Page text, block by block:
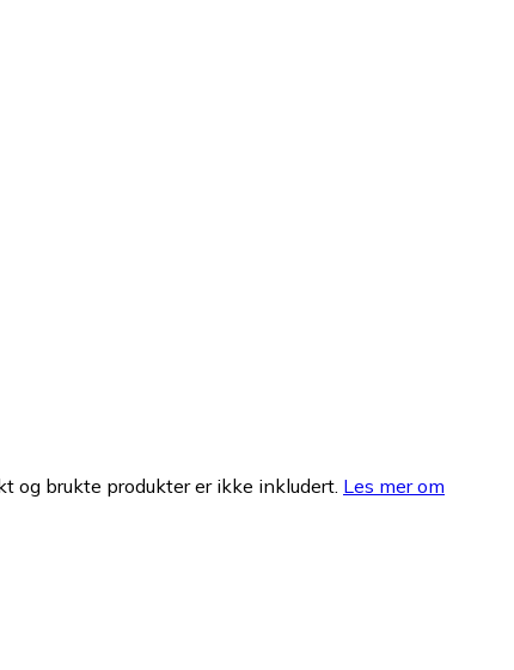
og brukte produkter er ikke inkludert. Les mer om